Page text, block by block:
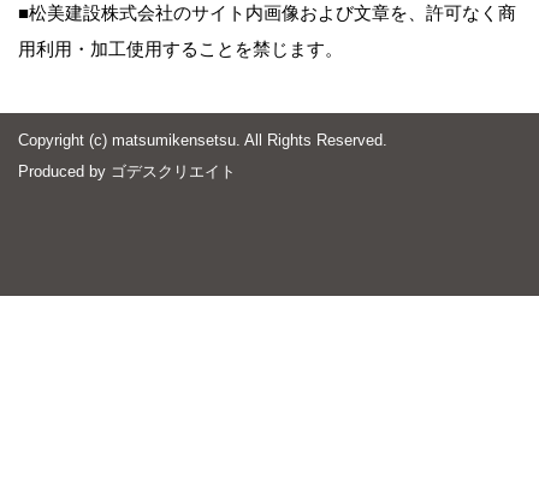
■松美建設株式会社のサイト内画像および文章を、許可なく商
用利用・加工使用することを禁じます。
Copyright (c) matsumikensetsu. All Rights Reserved.
Produced by ゴデスクリエイト